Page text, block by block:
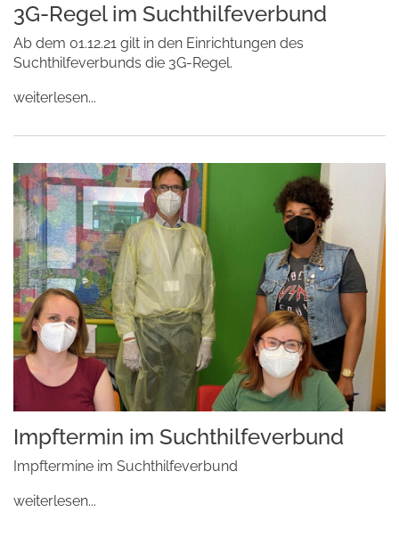
3G-Regel im Suchthilfeverbund
Ab dem 01.12.21 gilt in den Einrichtungen des
Suchthilfeverbunds die 3G-Regel.
weiterlesen...
Impftermin im Suchthilfeverbund
Impftermine im Suchthilfeverbund
weiterlesen...